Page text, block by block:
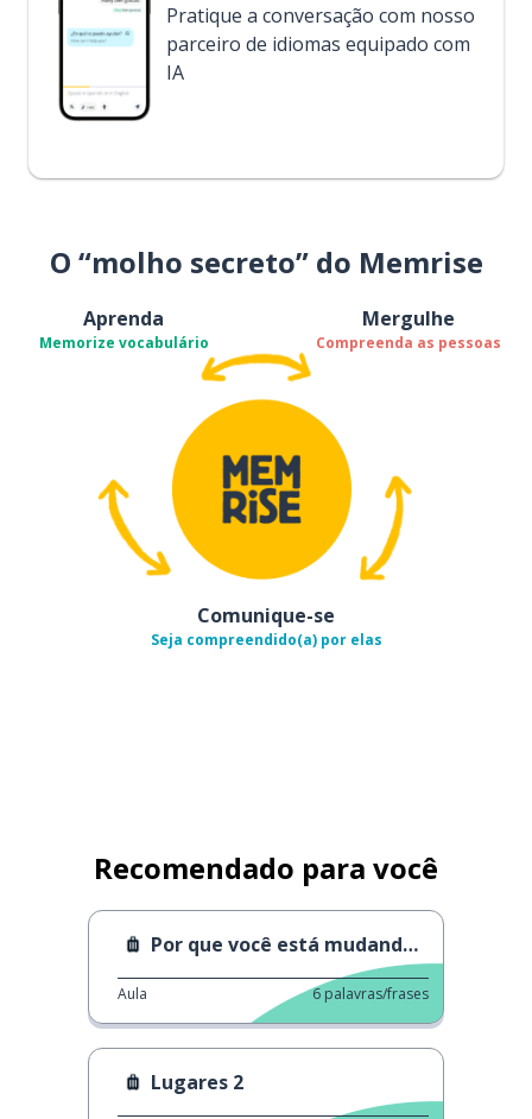
Pratique a conversação com nosso
parceiro de idiomas equipado com
IA
O “molho secreto” do Memrise
Aprenda
Memorize vocabulário
Mergulhe
Compreenda as pessoas
Comunique-se
Seja compreendido(a) por elas
Recomendado para você
Por que você está mudando de casa?
Aula 6 palavras/frases
Lugares 2